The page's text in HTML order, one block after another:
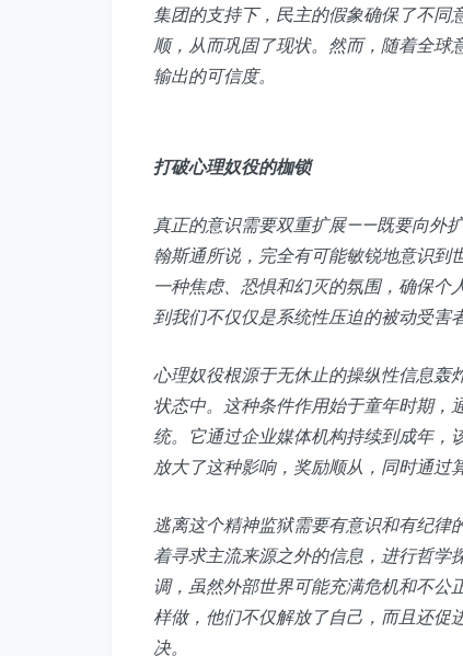
集团的支持下，民主的假象确保了不同
顺，从而巩固了现状。然而，随着全球
输出的可信度。
打破心理奴役的枷锁
真正的意识需要双重扩展——既要向外
翰斯通所说，完全有可能敏锐地意识
一种焦虑、恐惧和幻灭的氛围，确保
到我们不仅仅是系统性压迫的被动受害
心理奴役根源于无休止的操纵性信息轰
状态中。这种条件作用始于童年时期，
统。它通过企业媒体机构持续到成年，
放大了这种影响，奖励顺从，同时通过
逃离这个精神监狱需要有意识和有纪律
着寻求主流来源之外的信息，进行哲学
调，虽然外部世界可能充满危机和不
样做，他们不仅解放了自己，而且还促
决。